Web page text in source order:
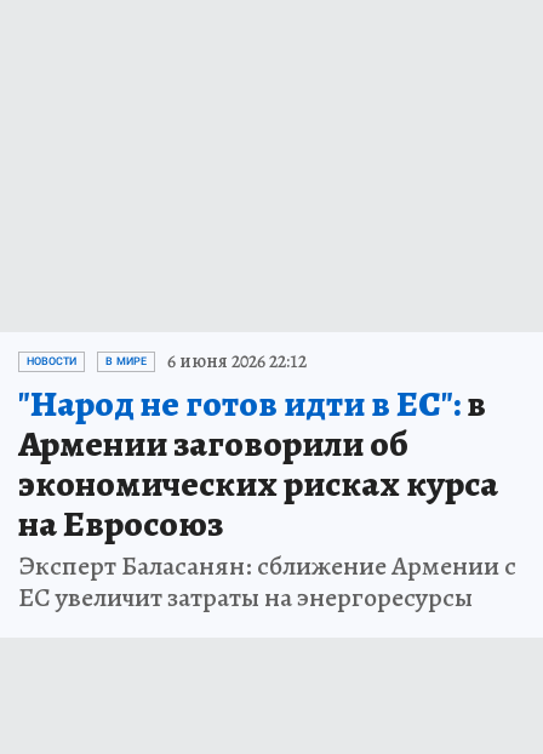
НОВОСТИ В МИРЕ 6 июня 2026 22:12
"Народ не готов идти в ЕС":в
Армении заговорили об
экономических рисках курса
на Евросоюз
Эксперт Баласанян: сближение Армении с
ЕС увеличит затраты на энергоресурсы